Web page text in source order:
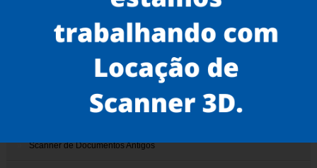
Serviços
Scanner de Documentos
Scanner de Documentos Antigos